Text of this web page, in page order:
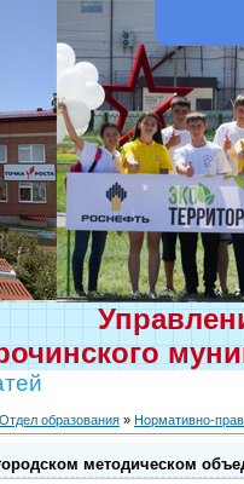
Отдел образования » Нормативно-
методическом